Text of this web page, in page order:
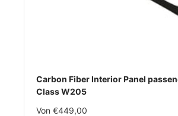
Carbon Fiber Interior Panel
Class W205
Im
Von €449,00